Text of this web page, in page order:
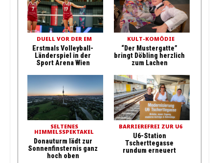
DUELL VOR DER EM
Erstmals Volleyball-
Länderspiel in der
Sport Arena Wien
KULT-KOMÖDIE
“Der Mustergatte”
bringt Döbling herzlich
zum Lachen
SELTENES
HIMMELSSPEKTAKEL
Donauturm lädt zur
Sonnenfinsternis ganz
hoch oben
BARRIEREFREI ZUR U6
U6-Station
Tscherttegasse
rundum erneuert